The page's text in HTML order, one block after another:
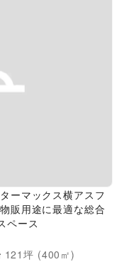
ーマックス横アスフ
販用途に最適な総合
ペース
121坪 (400 ㎡)